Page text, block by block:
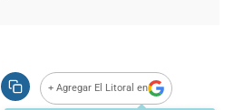
+ Agregar El Litoral en